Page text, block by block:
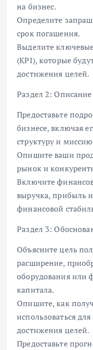
на бизнес.
Определите
срок погашения.
Выделите
(KPI), которые
достижения целей.
Раздел 2:
Предоставьте
бизнесе, включая
структуру и
Опишите ваши
рынок и
Включите
выручка, прибыль
финансовой
Раздел 3:
Объясните цель
расширение,
оборудования или
капитала.
Опишите, как
использоваться
достижения целей.
Предоставьте